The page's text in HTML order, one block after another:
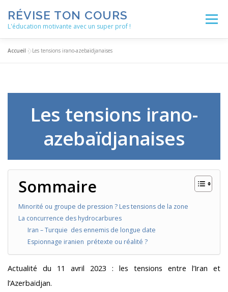
contenu
RÉVISE TON COURS
L'éducation motivante avec un super prof !
Menu
NOS SERVICES AUTRES RESSOURCES
Accueil »Les tensions irano-azebaïdjanaises
Les tensions irano-
azebaïdjanaises
Sommaire
Minorité ou groupe de pression ? Les tensions de la zone
La concurrence des hydrocarbures
Iran – Turquie des ennemis de longue date
Espionnage iranien prétexte ou réalité ?
Actualité du 11 avril 2023 : les tensions entre l’Iran et
l’Azerbaïdjan.